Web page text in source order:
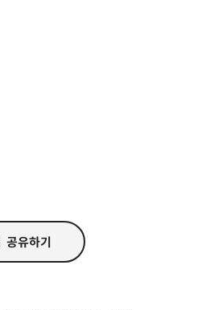
공유하기